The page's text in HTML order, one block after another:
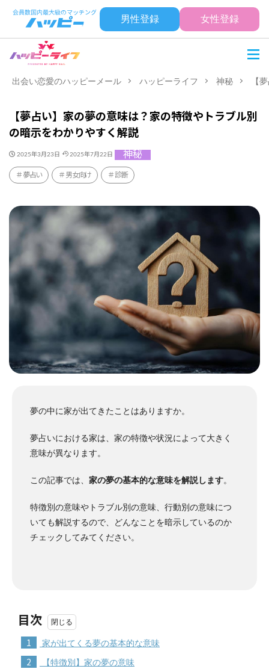
男性登録 女性登録
出会い恋愛のハッピーメール ハッピーライフ 神秘 【
【夢占い】家の夢の意味は？家の特徴やトラブル別
の暗示をわかりやすく解説
2025年3月23日 2025年7月22日 神秘
夢占い 男女向け 診断
夢の中に家が出てきたことはありますか。
夢占いにおける家は、家の特徴や状況によって大きく
意味が異なります。
この記事では、 家の夢の基本的な意味を解説します。
特徴別の意味やトラブル別の意味、行動別の意味につ
いても解説するので、どんなことを暗示しているのか
チェックしてみてください。
目次
1 家が出てくる夢の基本的な意味
2 【特徴別】家の夢の意味